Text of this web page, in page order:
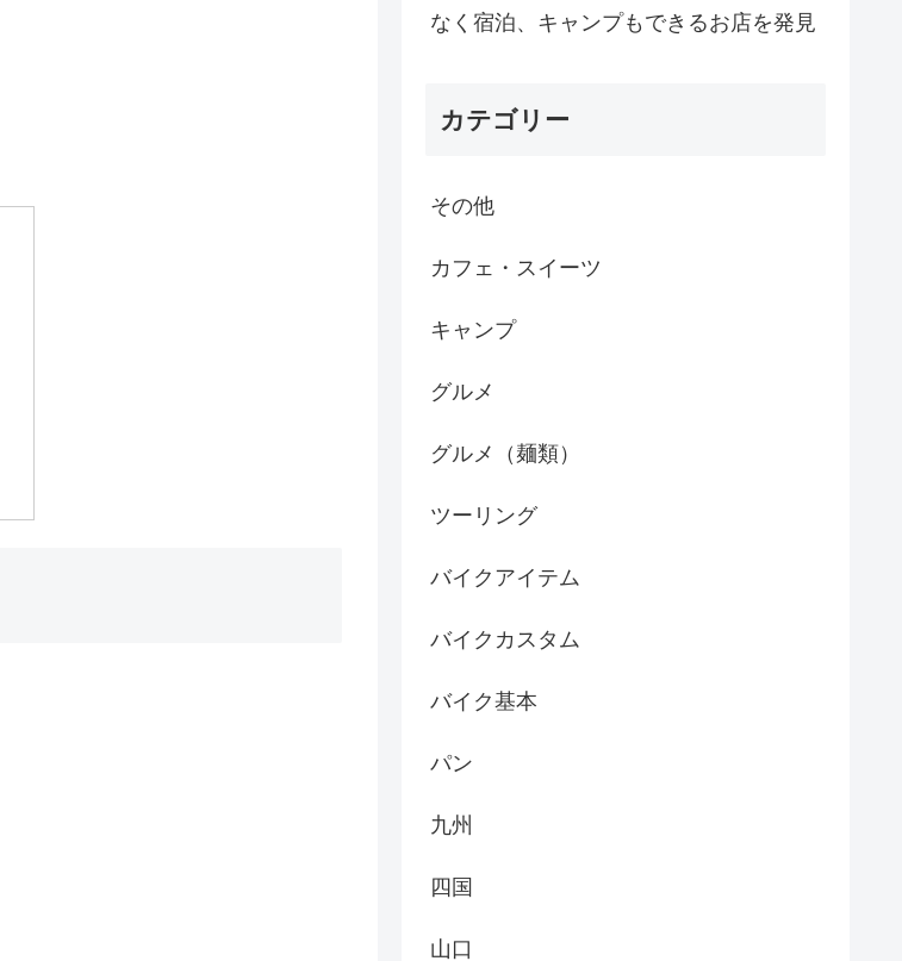
なく宿泊、キャンプもできるお店を発見
カテゴリー
その他
カフェ・スイーツ
キャンプ
グルメ
グルメ（麺類）
ツーリング
バイクアイテム
バイクカスタム
バイク基本
パン
九州
四国
山口